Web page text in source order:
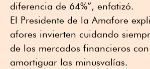
diferencia de 64%”, enfatizó.
El Presidente de la Amafore
afores invierten cuidando
de los mercados financieros
amortiguar las minusvalías.